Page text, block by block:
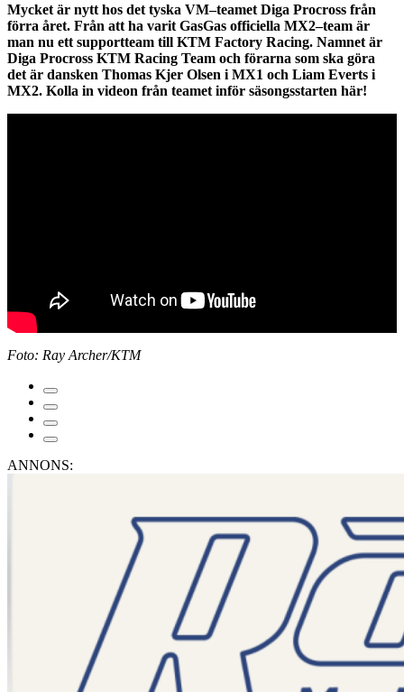
Mycket är nytt hos det tyska VM–teamet Diga Procross från
förra året. Från att ha varit GasGas officiella MX2–team är
man nu ett supportteam till KTM Factory Racing. Namnet är
Diga Procross KTM Racing Team och förarna som ska göra
det är dansken Thomas Kjer Olsen i MX1 och Liam Everts i
MX2. Kolla in videon från teamet inför säsongsstarten här!
Foto: Ray Archer/KTM
ANNONS: